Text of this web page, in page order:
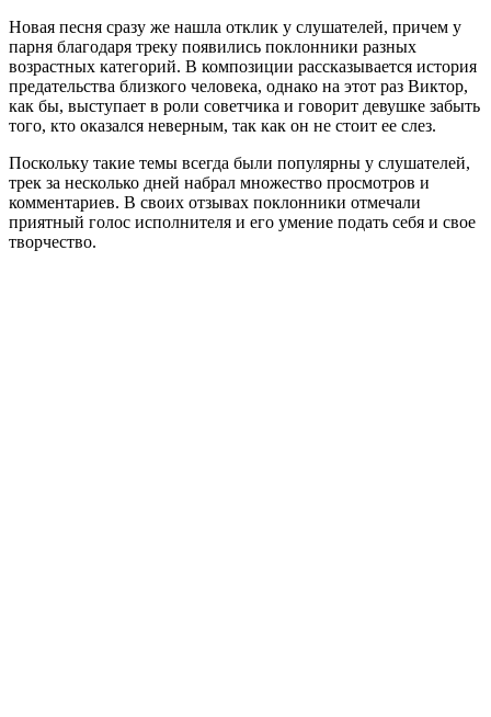
Новая песня сразу же нашла отклик у слушателей, причем у
парня благодаря треку появились поклонники разных
возрастных категорий. В композиции рассказывается история
предательства близкого человека, однако на этот раз Виктор,
как бы, выступает в роли советчика и говорит девушке забыть
того, кто оказался неверным, так как он не стоит ее слез.
Поскольку такие темы всегда были популярны у слушателей,
трек за несколько дней набрал множество просмотров и
комментариев. В своих отзывах поклонники отмечали
приятный голос исполнителя и его умение подать себя и свое
творчество.